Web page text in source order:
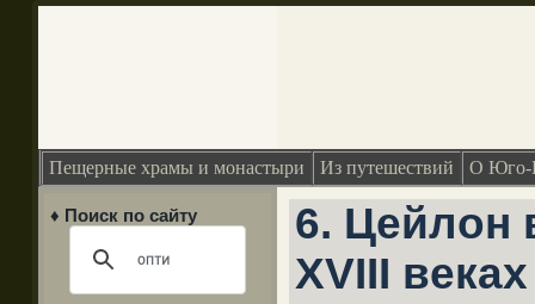
Пещерные храмы и монастыри Из путешествий О Юго-
♦ Поиск по сайту
6. Цейлон
XVIII